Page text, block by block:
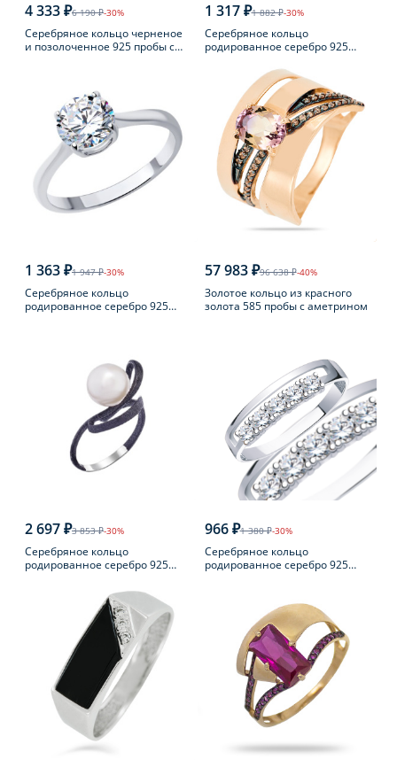
4 333 ₽6 190 ₽-30%
Серебряное кольцо черненое
и позолоченное 925 пробы с
1 317 ₽1 882 ₽-30%
Серебряное кольцо
родированное серебро 925
1 363 ₽1 947 ₽-30%
Серебряное кольцо
родированное серебро 925
57 983 ₽96 638 ₽-40%
Золотое кольцо из красного
золота 585 пробы с аметрином
2 697 ₽3 853 ₽-30%
Серебряное кольцо
родированное серебро 925
966 ₽1 380 ₽-30%
Серебряное кольцо
родированное серебро 925